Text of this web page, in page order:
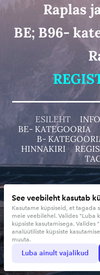
Raplas
BE; B96-
ESILEHT INFO
BE- KATEGOORIA
B-
HINNAKIRI
+372
Sipa
Reg.
SEB
See veebileht kasutab
Kasutame küpsiseid, et tagada
meie veebilehel. Valides "Luba
küpsiste kasutamisega.
analüütiliste küpsiste
muuta.
Luba ainult vajalikud